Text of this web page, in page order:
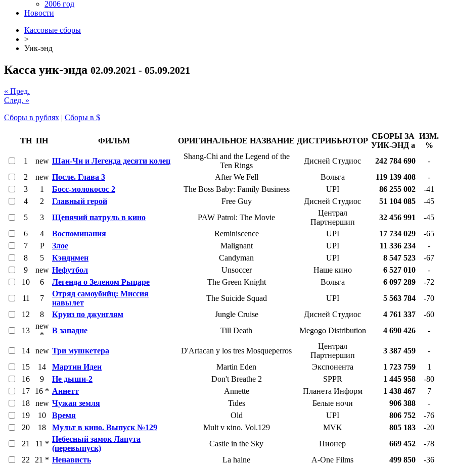
2006 год
Новости
Кассовые сборы
>
Уик-энд
Касса уик-энда 02.09.2021 - 05.09.2021
« Пред.
След. »
Сборы в рублях | Сборы в $
ТН ПН ФИЛЬМ ОРИГИНАЛЬНОЕ НАЗВАНИЕ ДИСТРИБЬЮТОР
СБОРЫ ЗА
УИК-ЭНД a
ИЗМ.
%
1
new Шан-Чи и Легенда десяти колец
Shang-Chi and the Legend of the
Ten Rings
Дисней Студиос 242 784 690 -
2
new После. Глава 3 After We Fell Вольга 119 139 408 -
3
1 Босс-молокосос 2 The Boss Baby: Family Business UPI 86 255 002 -41
4
2 Главный герой Free Guy Дисней Студиос 51 104 085 -45
5
3 Щенячий патруль в кино PAW Patrol: The Movie
Централ
Партнершип
32 456 991 -45
6
4 Воспоминания Reminiscence UPI 17 734 029 -65
7
P Злое Malignant UPI 11 336 234 -
8
5 Кэндимен Candyman UPI 8 547 523 -67
9
new Нефутбол Unsoccer Наше кино 6 527 010 -
10
6 Легенда о Зеленом Рыцаре The Green Knight Вольга 6 097 289 -72
11
7
Отряд самоубийц: Миссия
навылет
The Suicide Squad UPI 5 563 784 -70
12
8 Круиз по джунглям Jungle Cruise Дисней Студиос 4 761 337 -60
13
new
*
В западне Till Death Megogo Distribution 4 690 426 -
14 new Три мушкетера D'Artacan y los tres Mosqueperros
Централ
Партнершип
3 387 459 -
15
14 Мартин Иден Martin Eden Экспонента 1 723 759 1
16
9 Не дыши-2 Don't Breathe 2 SPPR 1 445 958 -80
17
16 * Аннетт Annette Планета Информ 1 438 467 7
18
new Чужая земля Tides Белые ночи 906 388 -
19
10 Время Old UPI 806 752 -76
20
18 Мульт в кино. Выпуск №129 Mult v кino. Vol.129 MVK 805 183 -20
21
11 *
Небесный замок Лапута
(перевыпуск)
Castle in the Sky Пионер 669 452 -78
22
21 * Ненависть La haine A-One Films 499 850 -36